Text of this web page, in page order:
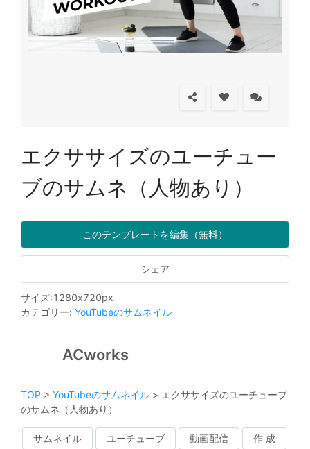
エクササイズのユーチュー
ブのサムネ（人物あり）
このテンプレートを編集（無料）
シェア
サイズ:1280x720px
カテゴリー: YouTubeのサムネイル
ACworks
TOP > YouTubeのサムネイル > エクササイズのユーチューブ
のサムネ（人物あり）
サムネイル ユーチューブ 動画配信 作 成